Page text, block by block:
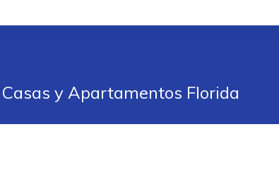
Casas y Apartamentos Florida